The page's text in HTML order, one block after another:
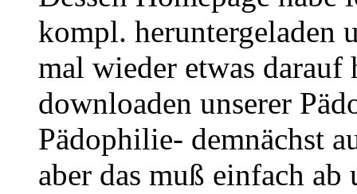
kompl. heruntergeladen
mal wieder etwas darauf
downloaden unserer
Pädophilie- demnächst
aber das muß einfach